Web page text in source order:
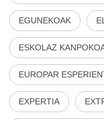
EGUNEKOAK
ESKOLAZ
EUROPAR
EXPERTIA